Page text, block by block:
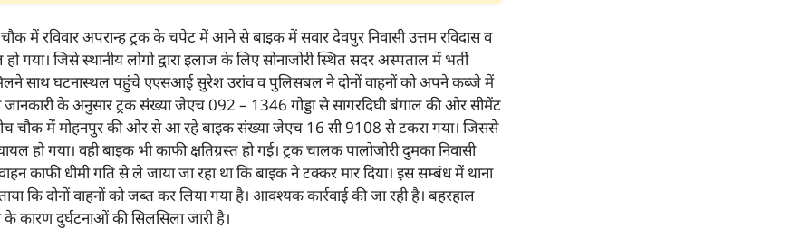
चौक में रविवार अपरान्ह ट्रक के चपेट में आने से बाइक में सवार देवपुर निवासी उत्तम रविदास व
गया। जिसे स्थानीय लोगो द्वारा इलाज के लिए सोनाजोरी स्थित सदर अस्पताल में भर्ती
साथ घटनास्थल पहुंचे एएसआई सुरेश उरांव व पुलिसबल ने दोनों वाहनों को अपने कब्जे में
जानकारी के अनुसार ट्रक संख्या जेएच 092 – 1346 गोड्डा से सागरदिघी बंगाल की ओर सीमेंट
चौक में मोहनपुर की ओर से आ रहे बाइक संख्या जेएच 16 सी 9108 से टकरा गया। जिससे
हो गया। वही बाइक भी काफी क्षतिग्रस्त हो गई। ट्रक चालक पालोजोरी दुमका निवासी
काफी धीमी गति से ले जाया जा रहा था कि बाइक ने टक्कर मार दिया। इस सम्बंध में थाना
कि दोनों वाहनों को जब्त कर लिया गया है। आवश्यक कार्रवाई की जा रही है। बहरहाल
कारण दुर्घटनाओं की सिलसिला जारी है।